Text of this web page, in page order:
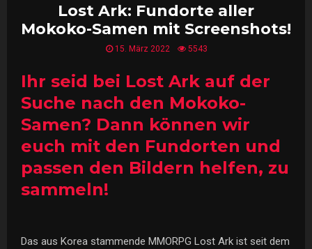
Lost Ark: Fundorte aller
Mokoko-Samen mit Screenshots!
15. März 2022 5543
Ihr seid bei Lost Ark auf der
Suche nach den Mokoko-
Samen? Dann können wir
euch mit den Fundorten und
passen den Bildern helfen, zu
sammeln!
Das aus Korea stammende MMORPG Lost Ark ist seit dem